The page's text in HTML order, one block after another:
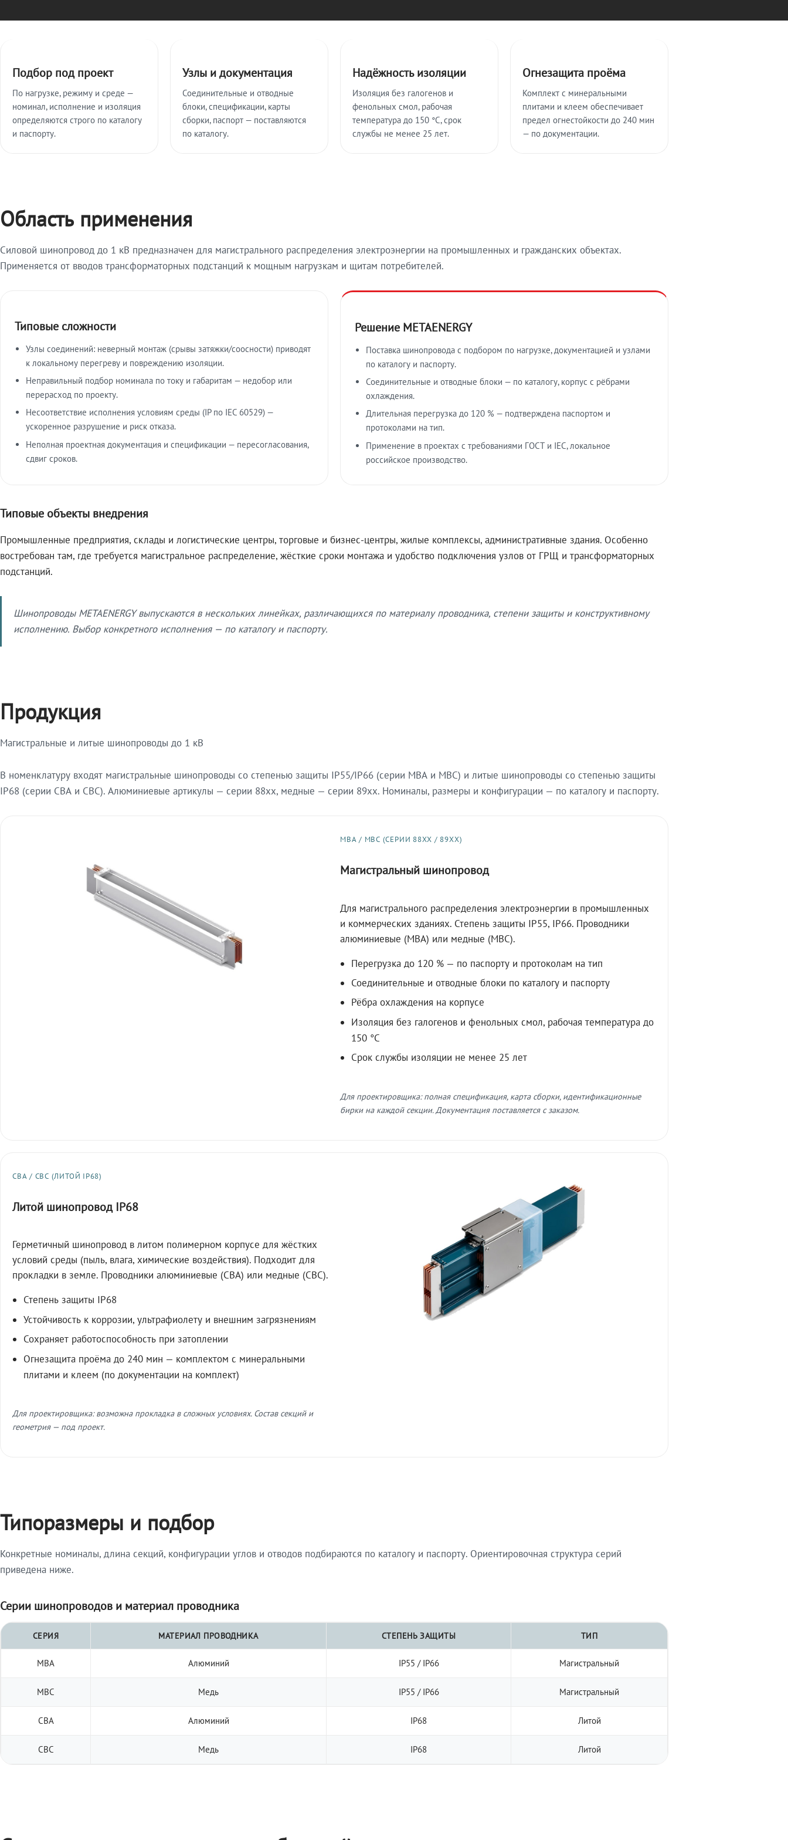
Подбор под проект
По нагрузке, режиму и среде —
номинал, исполнение и изоляция
определяются строго по каталогу
и паспорту.
Узлы и документация
Соединительные и отводные
блоки, спецификации, карты
сборки, паспорт — поставляются
по каталогу.
Надёжность изоляции
Изоляция без галогенов и
фенольных смол, рабочая
температура до 150 °C, срок
службы не менее 25 лет.
Огнезащита проёма
Комплект с минеральными
плитами и клеем обеспечивает
предел огнестойкости до 240 мин
— по документации.
Область применения
Силовой шинопровод до 1 кВ предназначен для магистрального распределения электроэнергии на промышленных и гражданских объектах.
Применяется от вводов трансформаторных подстанций к мощным нагрузкам и щитам потребителей.
Типовые сложности
Узлы соединений: неверный монтаж (срывы затяжки/соосности) приводят
к локальному перегреву и повреждению изоляции.
Неправильный подбор номинала по току и габаритам — недобор или
перерасход по проекту.
Несоответствие исполнения условиям среды (IP по IEC 60529) —
ускоренное разрушение и риск отказа.
Неполная проектная документация и спецификации — пересогласования,
сдвиг сроков.
Решение METAENERGY
Поставка шинопровода с подбором по нагрузке, документацией и узлами
по каталогу и паспорту.
Соединительные и отводные блоки — по каталогу, корпус с рёбрами
охлаждения.
Длительная перегрузка до 120 % — подтверждена паспортом и
протоколами на тип.
Применение в проектах с требованиями ГОСТ и IEC, локальное
российское производство.
Типовые объекты внедрения
Промышленные предприятия, склады и логистические центры, торговые и бизнес-центры, жилые комплексы, административные здания. Особенно
востребован там, где требуется магистральное распределение, жёсткие сроки монтажа и удобство подключения узлов от ГРЩ и трансформаторных
подстанций.
Шинопроводы METAENERGY выпускаются в нескольких линейках, различающихся по материалу проводника, степени защиты и конструктивному
исполнению. Выбор конкретного исполнения — по каталогу и паспорту.
Продукция
Магистральные и литые шинопроводы до 1 кВ
В номенклатуру входят магистральные шинопроводы со степенью защиты IP55/IP66 (серии МВА и МВС) и литые шинопроводы со степенью защиты
IP68 (серии СВА и СВС). Алюминиевые артикулы — серии 88xx, медные — серии 89xx. Номиналы, размеры и конфигурации — по каталогу и паспорту.
МВА / МВС (СЕРИИ 88XX / 89XX)
Магистральный шинопровод
Для магистрального распределения электроэнергии в промышленных
и коммерческих зданиях. Степень защиты IP55, IP66. Проводники
алюминиевые (МВА) или медные (МВС).
Перегрузка до 120 % — по паспорту и протоколам на тип
Соединительные и отводные блоки по каталогу и паспорту
Рёбра охлаждения на корпусе
Изоляция без галогенов и фенольных смол, рабочая температура до
150 °C
Срок службы изоляции не менее 25 лет
Для проектировщика: полная спецификация, карта сборки, идентификационные
бирки на каждой секции. Документация поставляется с заказом.
СВА / СВС (ЛИТОЙ IP68)
Литой шинопровод IP68
Герметичный шинопровод в литом полимерном корпусе для жёстких
условий среды (пыль, влага, химические воздействия). Подходит для
прокладки в земле. Проводники алюминиевые (СВА) или медные (СВС).
Степень защиты IP68
Устойчивость к коррозии, ультрафиолету и внешним загрязнениям
Сохраняет работоспособность при затоплении
Огнезащита проёма до 240 мин — комплектом с минеральными
плитами и клеем (по документации на комплект)
Для проектировщика: возможна прокладка в сложных условиях. Состав секций и
геометрия — под проект.
Типоразмеры и подбор
Конкретные номиналы, длина секций, конфигурации углов и отводов подбираются по каталогу и паспорту. Ориентировочная структура серий
приведена ниже.
Серии шинопроводов и материал проводника
СЕРИЯ МАТЕРИАЛ ПРОВОДНИКА СТЕПЕНЬ ЗАЩИТЫ ТИП
МВА Алюминий IP55 / IP66 Магистральный
МВС Медь IP55 / IP66 Магистральный
СВА Алюминий IP68 Литой
СВС Медь IP68 Литой